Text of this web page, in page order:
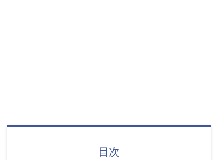
目次